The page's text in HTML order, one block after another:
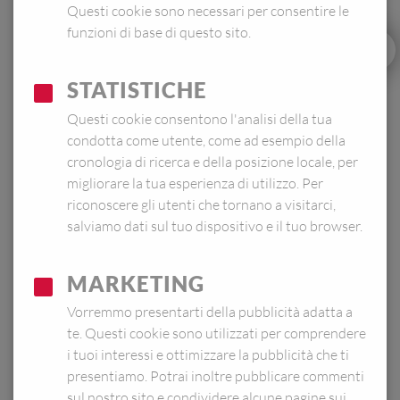
Trova un rivenditore
COLORI:
Questi cookie sono necessari per consentire le
funzioni di base di questo sito.
STATISTICHE
Questi cookie consentono l'analisi della tua
condotta come utente, come ad esempio della
cronologia di ricerca e della posizione locale, per
migliorare la tua esperienza di utilizzo. Per
riconoscere gli utenti che tornano a visitarci,
salviamo dati sul tuo dispositivo e il tuo browser.
MARKETING
Vorremmo presentarti della pubblicità adatta a
te. Questi cookie sono utilizzati per comprendere
i tuoi interessi e ottimizzare la pubblicità che ti
presentiamo. Potrai inoltre pubblicare commenti